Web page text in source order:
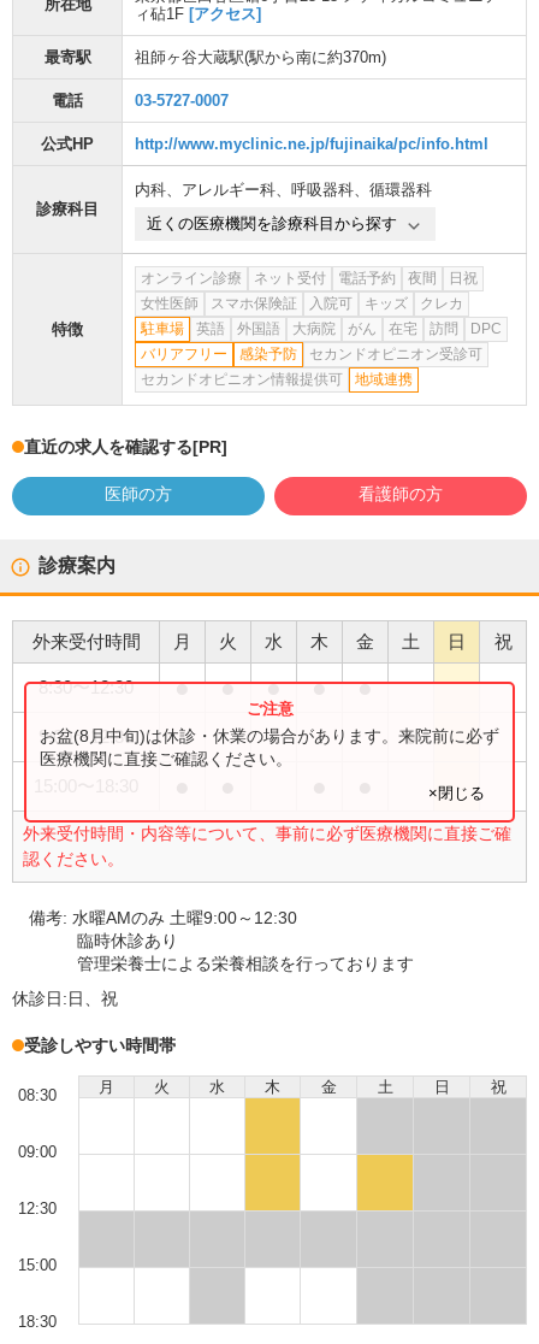
所在地
ィ砧1F [アクセス]
最寄駅 祖師ヶ谷大蔵駅(駅から南に約370m)
電話 03-5727-0007
公式HP http://www.myclinic.ne.jp/fujinaika/pc/info.html
診療科目
内科、 アレルギー科、 呼吸器科、 循環器科
近くの医療機関を診療科目から探す
特徴
オンライン診療 ネット受付 電話予約 夜間
日祝
女性医師
スマホ保険証 入院可 キッズ
クレカ
駐車場
英語 外国語 大病院 がん 在宅 訪問
DPC
バリアフリー
感染予防
セカンドオピニオン受診可
セカンドオピニオン情報提供可
地域連携
直近の求人を確認する[PR]
医師の方 看護師の方
診療案内
外来受付時間 月 火 水 木 金 土 日 祝
8:30〜12:30 ● ● ● ● ●
9:00〜12:30 ●
外来受付時間・内容等について、事前に必ず医療機関に直接ご確
認ください。
お盆(8月中旬)は休診・休業の場合があります。来院前に必ず
医療機関に直接ご確認ください。
×閉じる
備考:水曜AMのみ 土曜9:00～12:30
臨時休診あり
管理栄養士による栄養相談を行っております
休診日:日、祝
受診しやすい時間帯
月 火 水 木 金 土 日 祝
08:30
09:00
12:30
15:00
18:30